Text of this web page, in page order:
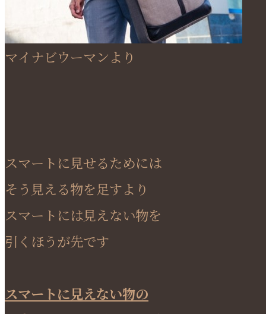
マイナビウーマンより
スマートに見せるためには
そう見える物を足すより
スマートには見えない物を
引くほうが先です
スマートに見えない物の